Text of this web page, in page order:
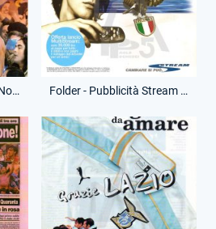
Fanzine - La Voce della Nord - 21 Maggio 2000 - Campioni d'Italia Folder - Pubblicità Stream - Vittoria Campionato